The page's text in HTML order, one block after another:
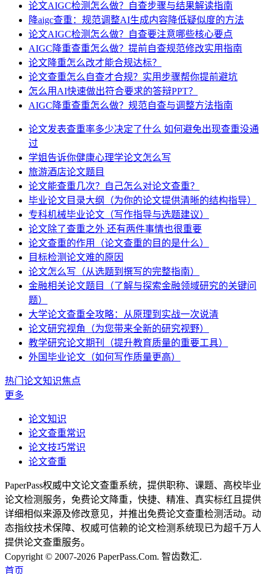
论文AIGC检测怎么做？自查步骤与结果解读指南
降aigc查重：规范调整AI生成内容降低疑似度的方法
论文AIGC检测怎么做？自查要注意哪些核心要点
AIGC降重查重怎么做？提前自查规范修改实用指南
论文降重怎么改才能合规达标？
论文查重怎么自查才合规？实用步骤帮你提前避坑
怎么用AI快速做出符合要求的答辩PPT？
AIGC降重查重怎么做？规范自查与调整方法指南
论文发表查重率多少决定了什么 如何避免出现查重没通
过
学姐告诉你健康心理学论文怎么写
旅游酒店论文题目
论文能查重几次？自己怎么对论文查重？
毕业论文目录大纲（为你的论文提供清晰的结构指导）
专科机械毕业论文（写作指导与选题建议）
论文除了查重之外 还有两件事情也很重要
论文查重的作用（论文查重的目的是什么）
目标检测论文难的原因
论文怎么写（从选题到撰写的完整指南）
金融相关论文题目（了解与探索金融领域研究的关键问
题）
大学论文查重全攻略：从原理到实战一次说清
论文研究视角（为您带来全新的研究视野）
教学研究论文期刊（提升教育质量的重要工具）
外国毕业论文（如何写作质量更高）
热门论文知识焦点
更多
论文知识
论文查重常识
论文技巧常识
论文查重
PaperPass权威中文论文查重系统，提供职称、课题、高校毕业
论文检测服务，免费论文降重，快捷、精准、真实标红且提供
详细相似来源及修改意见，并推出免费论文查重检测活动。动
态指纹技术保障、权威可信赖的论文检测系统现已为超千万人
提供论文查重服务。
Copyright © 2007-2026 PaperPass.Com. 智齿数汇.
首页